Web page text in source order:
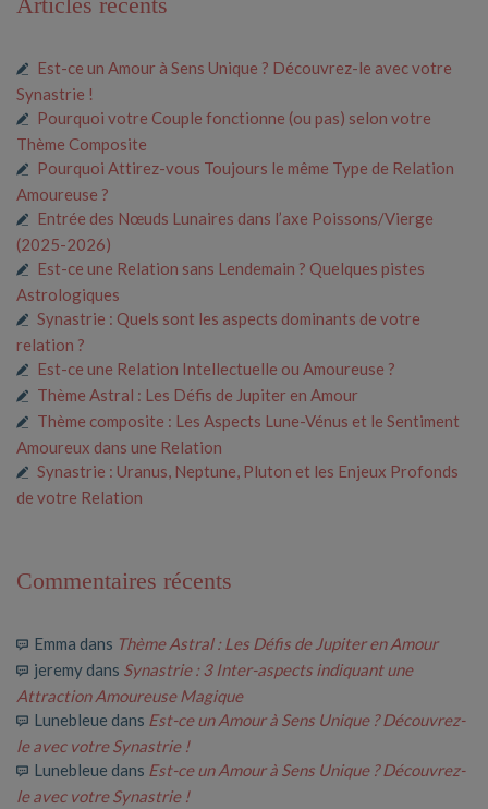
Est-ce un Amour à Sens Unique ? Découvrez-le avec votre
Synastrie !
Pourquoi votre Couple fonctionne (ou pas) selon votre
Thème Composite
Pourquoi Attirez-vous Toujours le même Type de Relation
Amoureuse ?
Entrée des Nœuds Lunaires dans l’axe Poissons/Vierge
(2025-2026)
Est-ce une Relation sans Lendemain ? Quelques pistes
Astrologiques
Synastrie : Quels sont les aspects dominants de votre
relation ?
Est-ce une Relation Intellectuelle ou Amoureuse ?
Thème Astral : Les Défis de Jupiter en Amour
Thème composite : Les Aspects Lune-Vénus et le Sentiment
Amoureux dans une Relation
Synastrie : Uranus, Neptune, Pluton et les Enjeux Profonds
de votre Relation
Commentaires récents
Emma dans Thème Astral : Les Défis de Jupiter en Amour
jeremy dans Synastrie : 3 Inter-aspects indiquant une
Attraction Amoureuse Magique
Lunebleue dans Est-ce un Amour à Sens Unique ? Découvrez-
le avec votre Synastrie !
Lunebleue dans Est-ce un Amour à Sens Unique ? Découvrez-
le avec votre Synastrie !